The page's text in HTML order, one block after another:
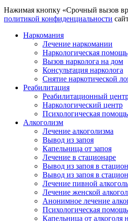
Нажимая кнопку «Срочный вызов
политикой конфиденциальности
Наркомания
Лечение наркомании
Наркологическая помощь
Вызов нарколога на дом
Консультация нарколога
Снятие наркотической
Реабилитация
Реабилитационный
Наркологический центр
Психологическая помощь
Алкоголизм
Лечение алкоголизма
Вывод из запоя
Капельница от запоя
Лечение в стационаре
Вывод из запоя в
Вывод из запоя в
Лечение пивной
Лечение женской
Анонимное лечение
Психологическая
Капельница от алкоголя